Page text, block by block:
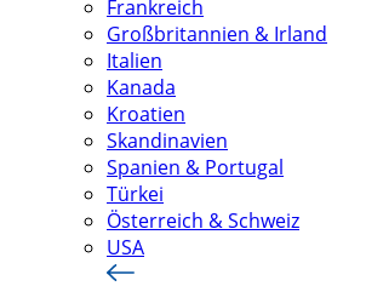
Frankreich
Großbritannien & Irland
Italien
Kanada
Kroatien
Skandinavien
Spanien & Portugal
Türkei
Österreich & Schweiz
USA